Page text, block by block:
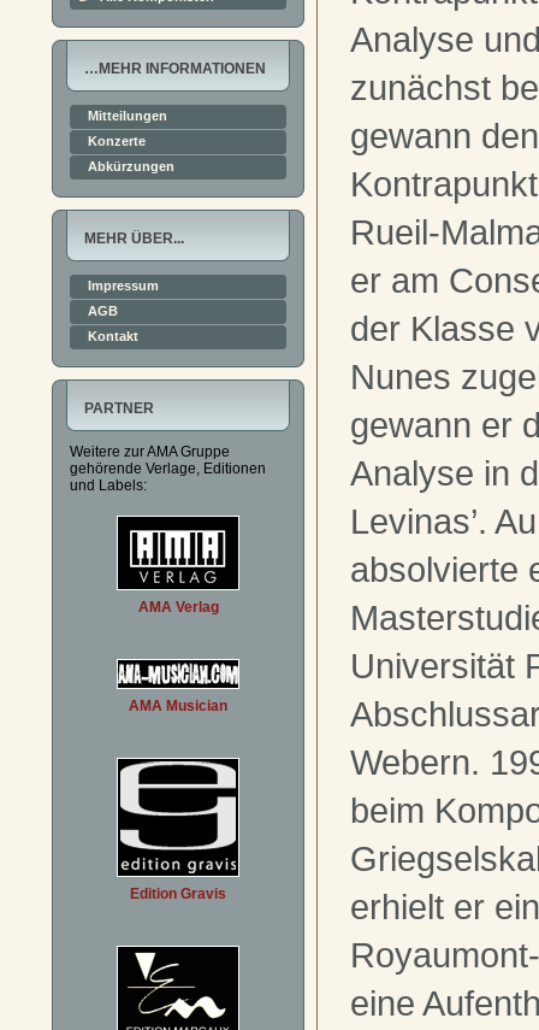
…MEHR INFORMATIONEN
Mitteilungen
Konzerte
Abkürzungen
MEHR ÜBER...
Impressum
AGB
Kontakt
PARTNER
Weitere zur AMA Gruppe
gehörende Verlage, Editionen
und Labels:
AMA Verlag
AMA Musician
Edition Gravis
Analyse
zunächst
gewann
Rueil-
er am
der Klasse
Nunes
gewann er
Analyse in
Levinas’.
absolvierte
Universität
Webern.
beim
erhielt er
eine